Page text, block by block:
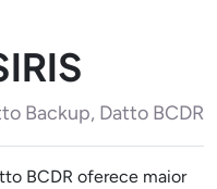
Backup, Datto BCDR
BCDR oferece maior